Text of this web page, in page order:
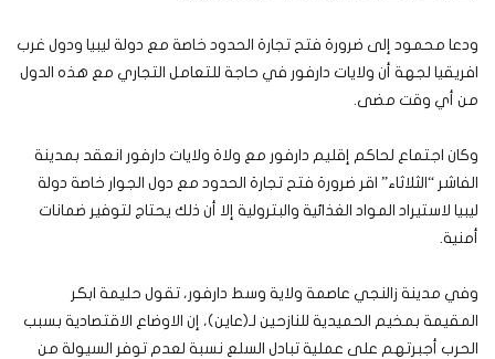
ودعا محمود إلى ضرورة فتح تجارة الحدود خاصة مع دولة ليبيا ودول غرب
افريقيا لجهة أن ولايات دارفور في حاجة للتعامل التجاري مع هذه الدول
من أي وقت مضى.
وكان اجتماع لحاكم إقليم دارفور مع ولاة ولايات دارفور انعقد بمدينة
الفاشر “الثلاثاء” اقر ضرورة فتح تجارة الحدود مع دول الجوار خاصة دولة
ليبيا لاستيراد المواد الغذائية والبترولية إلا أن ذلك يحتاج لتوفير ضمانات
أمنية.
وفي مدينة زالنجي عاصمة ولاية وسط دارفور، تقول حليمة ابكر
المقيمة بمخيم الحميدية للنازحين لـ(عاين)، إن الاوضاع الاقتصادية بسبب
الحرب أجبرتهم على عملية تبادل السلع نسبة لعدم توفر السيولة من